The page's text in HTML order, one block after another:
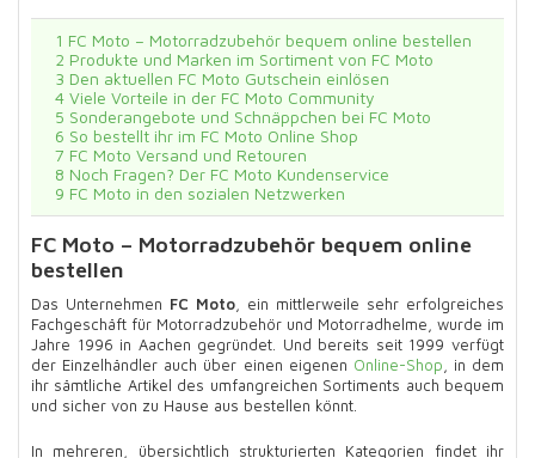
1 FC Moto – Motorradzubehör bequem online bestellen
2 Produkte und Marken im Sortiment von FC Moto
3 Den aktuellen FC Moto Gutschein einlösen
4 Viele Vorteile in der FC Moto Community
5 Sonderangebote und Schnäppchen bei FC Moto
6 So bestellt ihr im FC Moto Online Shop
7 FC Moto Versand und Retouren
8 Noch Fragen? Der FC Moto Kundenservice
9 FC Moto in den sozialen Netzwerken
FC Moto – Motorradzubehör bequem online
bestellen
Das Unternehmen FC Moto , ein mittlerweile sehr erfolgreiches
Fachgeschäft für Motorradzubehör und Motorradhelme, wurde im
Jahre 1996 in Aachen gegründet. Und bereits seit 1999 verfügt
der Einzelhändler auch über einen eigenen Online-Shop , in dem
ihr sämtliche Artikel des umfangreichen Sortiments auch bequem
und sicher von zu Hause aus bestellen könnt.
In mehreren, übersichtlich strukturierten Kategorien findet ihr